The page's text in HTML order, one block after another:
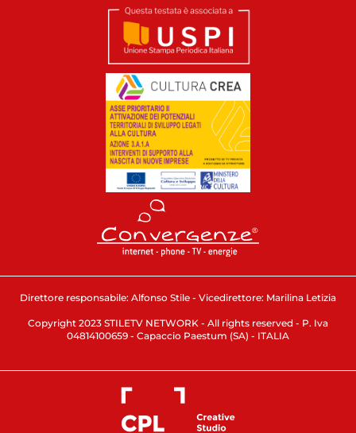
Direttore responsabile: Alfonso Stile - Vicedirettore: Marilina Letizia
Copyright 2023 STILETV NETWORK - All rights reserved - P. Iva
04814100659 - Capaccio Paestum (SA) - ITALIA